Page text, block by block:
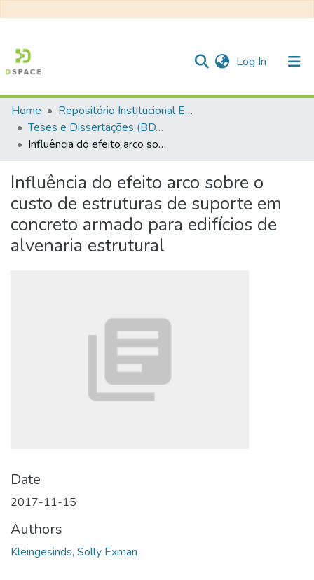
Log In (current)
Communities & Collections
All of DSpace
Statistics
Home
Repositório Institucional EESC
Teses e Dissertações (BDTD USP)
Influência do efeito arco sobre o custo de estruturas de suporte em concreto armado para edifícios de alvenaria estrutural
Influência do efeito arco sobre o
custo de estruturas de suporte em
concreto armado para edifícios de
alvenaria estrutural
Date
2017-11-15
Authors
Kleingesinds, Solly Exman